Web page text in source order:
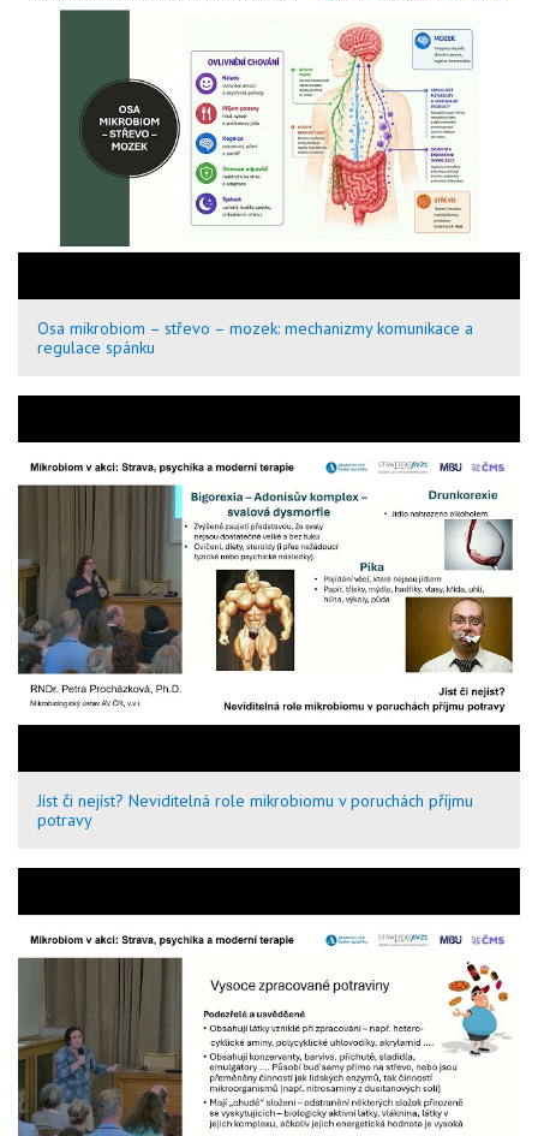
Osa mikrobiom – střevo – mozek: mechanizmy komunikace a
regulace spánku
Jíst či nejíst? Neviditelná role mikrobiomu v poruchách příjmu
potravy